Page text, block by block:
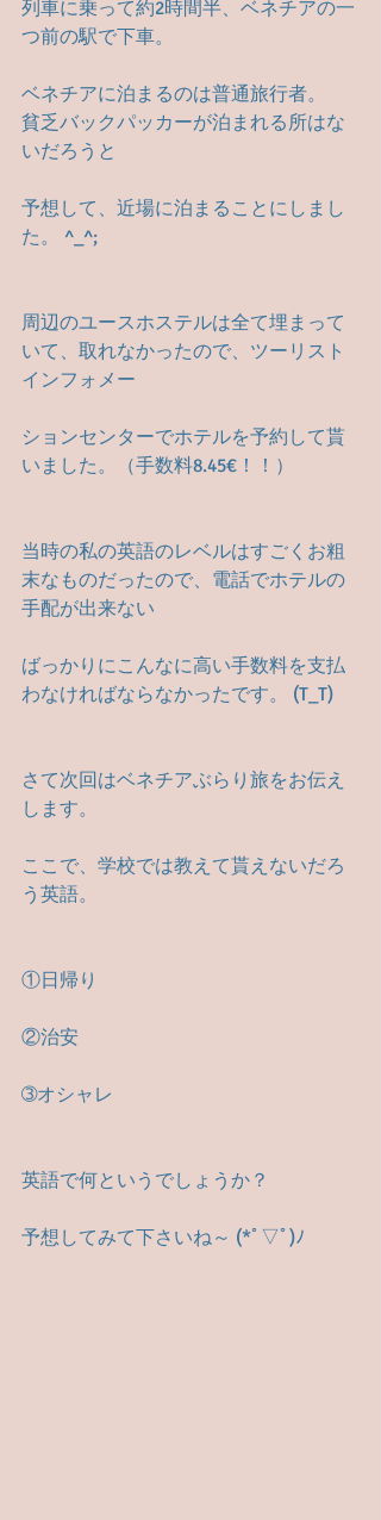
列車に乗って約2時間半、ベネチアの一
つ前の駅で下車。
ベネチアに泊まるのは普通旅行者。
貧乏バックパッカーが泊まれる所はな
いだろうと
予想して、近場に泊まることにしまし
た。 ^_^;
周辺のユースホステルは全て埋まって
いて、取れなかったので、ツーリスト
インフォメー
ションセンターでホテルを予約して貰
いました。（手数料8.45€！！）
当時の私の英語のレベルはすごくお粗
末なものだったので、電話でホテルの
手配が出来ない
ばっかりにこんなに高い手数料を支払
わなければならなかったです。 (T_T)
さて次回はベネチアぶらり旅をお伝え
します。
ここで、学校では教えて貰えないだろ
う英語。
①日帰り
②治安
➂オシャレ
英語で何というでしょうか？
予想してみて下さいね～ (*ﾟ▽ﾟ)ﾉ